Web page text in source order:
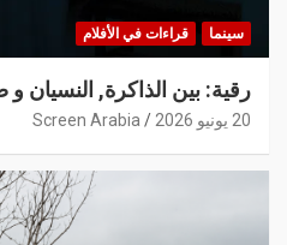
سينما قراءات في الأفلام
رقية: بين الذاكرة, النسيان
20 يونيو 2026 Screen Arabia